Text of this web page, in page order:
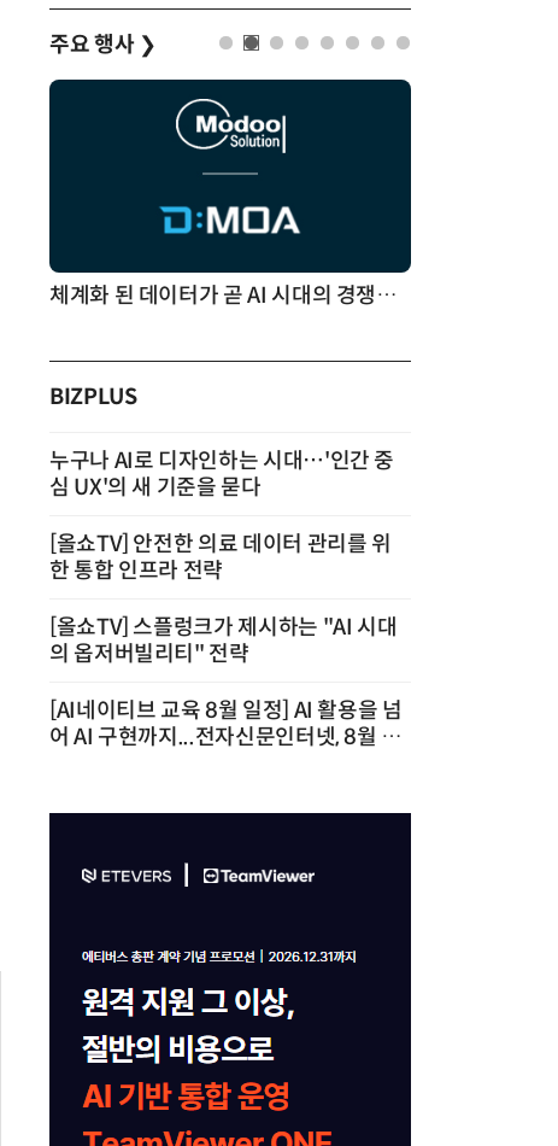
주요 행사 ❯
체계화 된 데이터가 곧 AI 시대의 경쟁력이다
BIZPLUS
누구나 AI로 디자인하는 시대…'인간 중
심 UX'의 새 기준을 묻다
[올쇼TV] 안전한 의료 데이터 관리를 위
한 통합 인프라 전략
[올쇼TV] 스플렁크가 제시하는 "AI 시대
의 옵저버빌리티" 전략
[AI네이티브 교육 8월 일정] AI 활용을 넘
어 AI 구현까지...전자신문인터넷, 8월 실